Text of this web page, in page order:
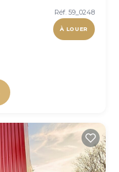
Réf. 59_0248
À LOUER